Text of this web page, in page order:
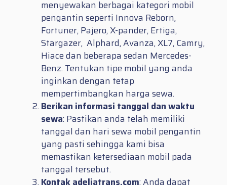
menyewakan berbagai kategori mobil
pengantin seperti Innova Reborn,
Fortuner, Pajero, X-pander, Ertiga,
Stargazer, Alphard, Avanza, XL7, Camry,
Hiace dan beberapa sedan Mercedes-
Benz. Tentukan tipe mobil yang anda
inginkan dengan tetap
mempertimbangkan harga sewa.
Berikan informasi tanggal dan waktu
sewa: Pastikan anda telah memiliki
tanggal dan hari sewa mobil pengantin
yang pasti sehingga kami bisa
memastikan ketersediaan mobil pada
tanggal tersebut.
Kontak adeliatrans.com: Anda dapat